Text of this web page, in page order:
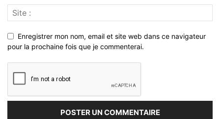
Enregistrer mon nom, email et site web dans ce navigateur
pour la prochaine fois que je commenterai.